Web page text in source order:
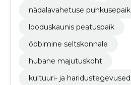
nädalavahetuse puhkusepaik
looduskaunis peatuspaik
ööbimine seltskonnale
hubane majutuskoht
kultuuri- ja haridustegevused